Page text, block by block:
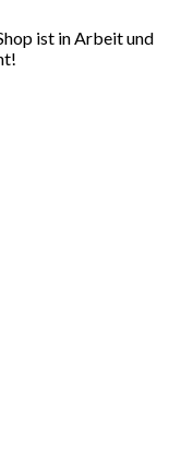
ist in Arbeit und